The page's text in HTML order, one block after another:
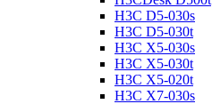
H3C D5-030s
H3C D5-030t
H3C X5-030s
H3C X5-030t
H3C X5-020t
H3C X7-030s